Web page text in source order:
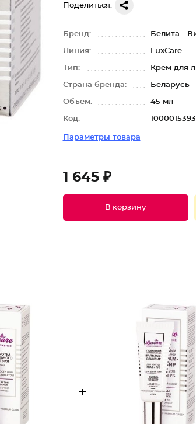
Поделиться:
Бренд: Белита -
Линия: LuxCare
Тип: Крем для
Страна бренда: Беларусь
Объем: 45 мл
Код: 1000015393
Параметры товара
1 645 ₽
В корзину
+